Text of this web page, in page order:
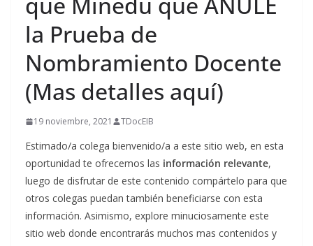
la Prueba de
Nombramiento Docente
(Mas detalles aquí)
19 noviembre, 2021 TDocEIB
Estimado/a colega bienvenido/a a este sitio web, en esta
oportunidad te ofrecemos las información relevante,
luego de disfrutar de este contenido compártelo para que
otros colegas puedan también beneficiarse con esta
información. Asimismo, explore minuciosamente este
sitio web donde encontrarás muchos mas contenidos y